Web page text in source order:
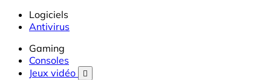
Logiciels
Antivirus
Gaming
Consoles
Jeux vidéo
